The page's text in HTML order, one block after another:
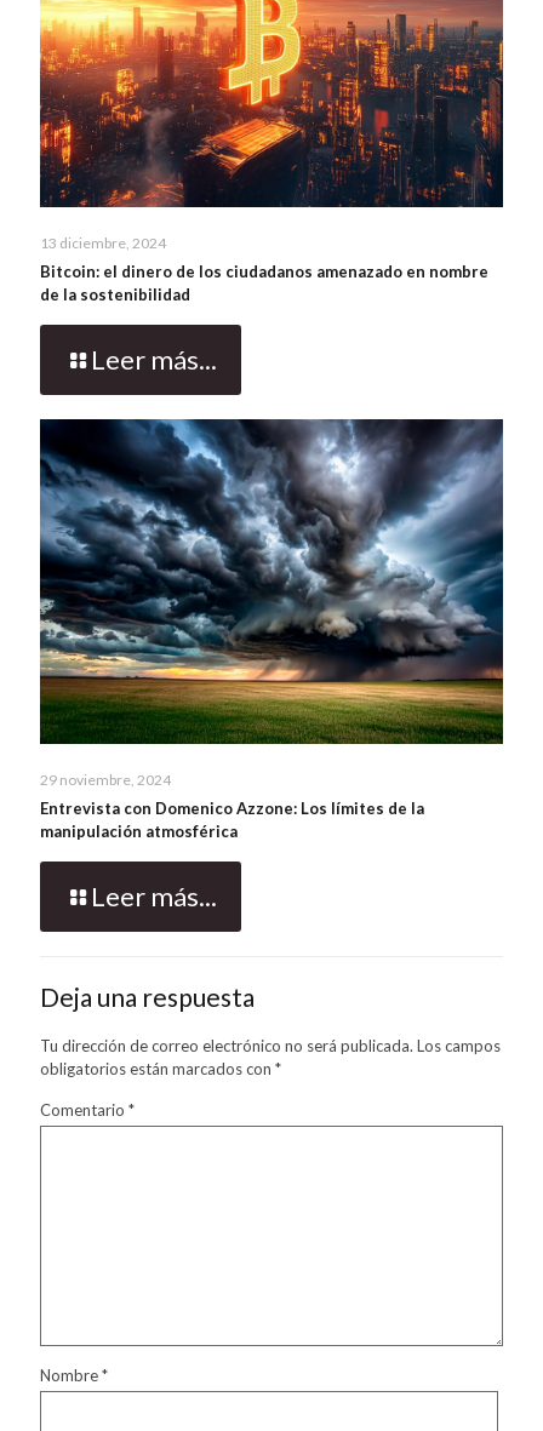
13 diciembre, 2024
Bitcoin: el dinero de los ciudadanos amenazado en nombre
de la sostenibilidad
Leer más...
29 noviembre, 2024
Entrevista con Domenico Azzone: Los límites de la
manipulación atmosférica
Leer más...
Deja una respuesta
Tu dirección de correo electrónico no será publicada. Los campos
obligatorios están marcados con *
Comentario *
Nombre*